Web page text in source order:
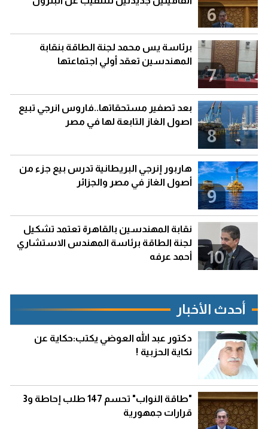
6
7
برئاسة يس محمد لجنة الطاقة بنقابة
المهندسين تعقد أولي اجتماعتها
8
بعد تصفير مستحقاتها..فاروس انرجي تبيع
اصول الغاز التابعة لها في مصر
9
هاربور إنرجي البريطانية تدرس بيع جزء من
أصول الغاز في مصر والجزائر
10
نقابة المهندسين بالقاهرة تعتمد تشكيل
لجنة الطاقة برئاسة المهندس الاستشاري
أحمد عرفه
أحدث الأخبار
دكتور عبد الله العوضي يكتب:حكاية عن
نكاية الحزبية !
"طاقة النواب" تحسم 147 طلب إحاطة و3
قرارات جمهورية